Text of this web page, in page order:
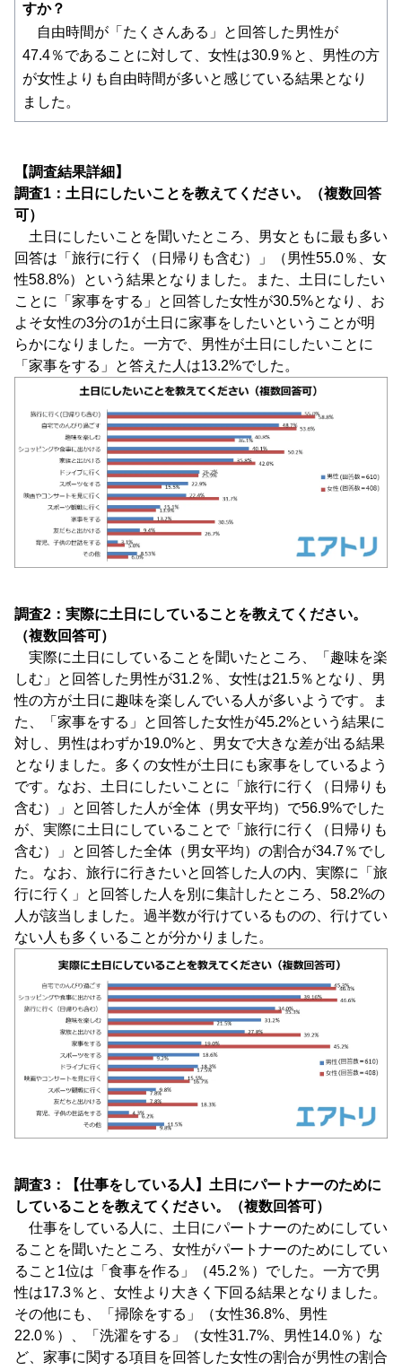
すか？
自由時間が「たくさんある」と回答した男性が
47.4％であることに対して、女性は30.9％と、男性の方
が女性よりも自由時間が多いと感じている結果となり
ました。
【調査結果詳細】
調査1：土日にしたいことを教えてください。（複数回答
可）
土日にしたいことを聞いたところ、男女ともに最も多い
回答は「旅行に行く（日帰りも含む）」（男性55.0％、女
性58.8%）という結果となりました。また、土日にしたい
ことに「家事をする」と回答した女性が30.5%となり、お
よそ女性の3分の1が土日に家事をしたいということが明
らかになりました。一方で、男性が土日にしたいことに
「家事をする」と答えた人は13.2%でした。
調査2：実際に土日にしていることを教えてください。
（複数回答可）
実際に土日にしていることを聞いたところ、「趣味を楽
しむ」と回答した男性が31.2％、女性は21.5％となり、男
性の方が土日に趣味を楽しんでいる人が多いようです。ま
た、「家事をする」と回答した女性が45.2%という結果に
対し、男性はわずか19.0%と、男女で大きな差が出る結果
となりました。多くの女性が土日にも家事をしているよう
です。なお、土日にしたいことに「旅行に行く（日帰りも
含む）」と回答した人が全体（男女平均）で56.9%でした
が、実際に土日にしていることで「旅行に行く（日帰りも
含む）」と回答した全体（男女平均）の割合が34.7％でし
た。なお、旅行に行きたいと回答した人の内、実際に「旅
行に行く」と回答した人を別に集計したところ、58.2%の
人が該当しました。過半数が行けているものの、行けてい
ない人も多くいることが分かりました。
調査3：【仕事をしている人】土日にパートナーのために
していることを教えてください。（複数回答可）
仕事をしている人に、土日にパートナーのためにしてい
ることを聞いたところ、女性がパートナーのためにしてい
ること1位は「食事を作る」（45.2％）でした。一方で男
性は17.3％と、女性より大きく下回る結果となりました。
その他にも、「掃除をする」（女性36.8%、男性
22.0％）、「洗濯をする」（女性31.7%、男性14.0％）な
ど、家事に関する項目を回答した女性の割合が男性の割合